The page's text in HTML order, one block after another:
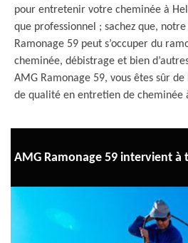
pour entretenir votre cheminée à
que professionnel ; sachez que,
Ramonage 59 peut s’occuper du
cheminée, débistrage et bien
AMG Ramonage 59, vous êtes sûr
de qualité en entretien de cheminée
AMG Ramonage 59 intervient à